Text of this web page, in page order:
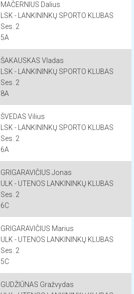
MAČERNIUS Dalius
LSK - LANKININKŲ SPORTO KLUBAS
Ses. 2
5A
ŠAKAUSKAS Vladas
LSK - LANKININKŲ SPORTO KLUBAS
Ses. 2
8A
ŠVEDAS Vilius
LSK - LANKININKŲ SPORTO KLUBAS
Ses. 2
6A
GRIGARAVIČIUS Jonas
ULK - UTENOS LANKININKŲ KLUBAS
Ses. 2
6C
GRIGARAVIČIUS Marius
ULK - UTENOS LANKININKŲ KLUBAS
Ses. 2
5C
GUDŽIŪNAS Gražvydas